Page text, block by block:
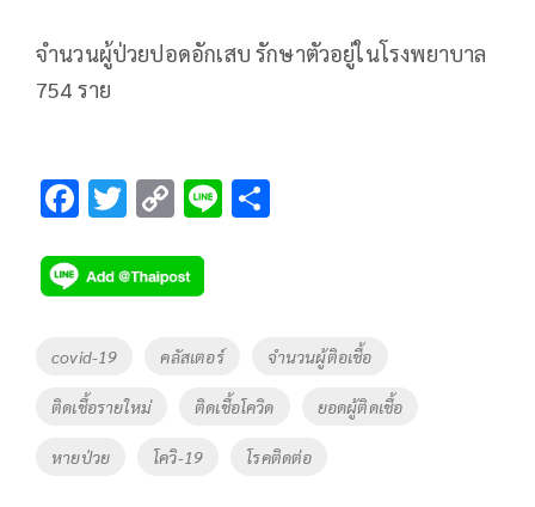
จำนวนผู้ป่วยปอดอักเสบ รักษาตัวอยู่ในโรงพยาบาล
754 ราย
F
e
b
o
o
k
T
tt
er
C
p
y
Li
Li
Tags
covid-19 คลัสเตอร์ จำนวนผู้ติอเชื้อ
ติดเชื้อรายใหม่ ติดเชื้อโควิด ยอดผู้ติดเชื้อ
หายป่วย โควิ-19 โรคติดต่อ